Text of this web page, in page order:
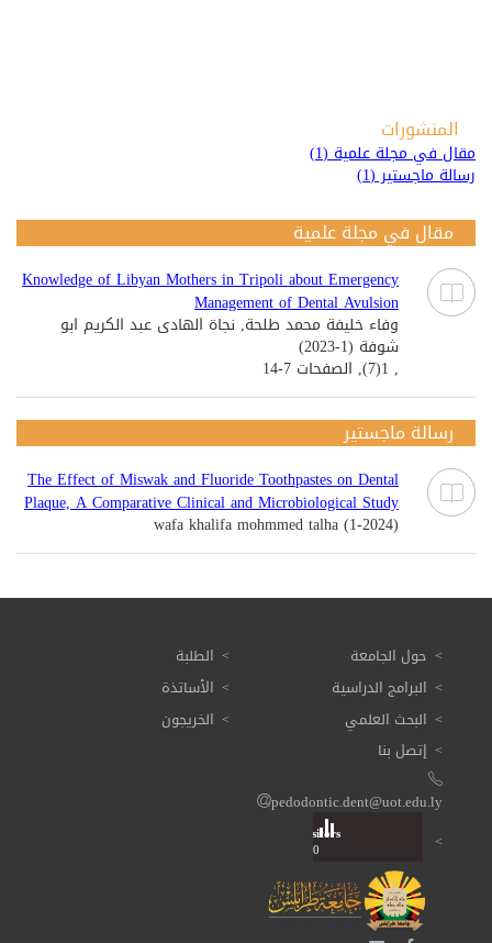
المنشورات
مقال في مجلة علمية (1)
رسالة ماجستير (1)
مقال في مجلة علمية
Knowledge of Libyan Mothers in Tripoli about Emergency
Management of Dental Avulsion
وفاء خليفة محمد طلحة, نجاة الهادى عبد الكريم ابو
شوفة (1-2023)
, 1(7), الصفحات 7-14
رسالة ماجستير
The Effect of Miswak and Fluoride Toothpastes on Dental
Plaque, A Comparative Clinical and Microbiological Study
wafa khalifa mohmmed talha (1-2024)
حول الجامعة
البرامج الدراسية
البحث العلمي
الطلبة
الأساتذة
الخريجون
إتصل بنا
pedodontic.dent@uot.edu.ly
Total: 3 617 860
Visitors